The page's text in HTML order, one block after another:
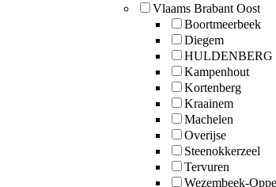
Vlaams Brabant Oost
Boortmeerbeek
Diegem
HULDENBERG
Kampenhout
Kortenberg
Kraainem
Machelen
Overijse
Steenokkerzeel
Tervuren
Wezembeek-